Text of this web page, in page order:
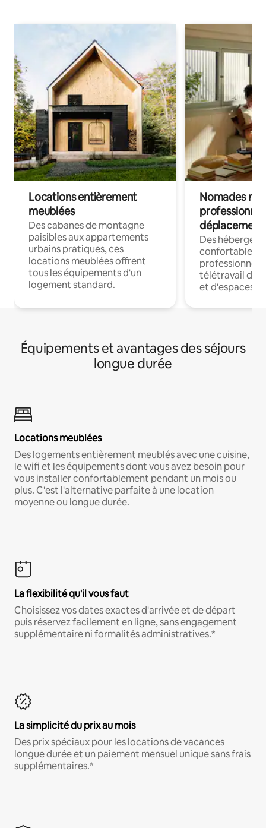
Locations entièrement
meublées
Des cabanes de montagne
paisibles aux appartements
urbains pratiques, ces
locations meublées offrent
tous les équipements d'un
logement standard.
Nomades
déplacement
Des
confortables
professionnels
télétravail
et d'espaces
Équipements et avantages des séjours
longue durée
Locations meublées
Des logements entièrement meublés avec une cuisine,
le wifi et les équipements dont vous avez besoin pour
vous installer confortablement pendant un mois ou
plus. C'est l'alternative parfaite à une location
moyenne ou longue durée.
La flexibilité qu'il vous faut
Choisissez vos dates exactes d'arrivée et de départ
puis réservez facilement en ligne, sans engagement
supplémentaire ni formalités administratives.*
La simplicité du prix au mois
Des prix spéciaux pour les locations de vacances
longue durée et un paiement mensuel unique sans frais
supplémentaires.*